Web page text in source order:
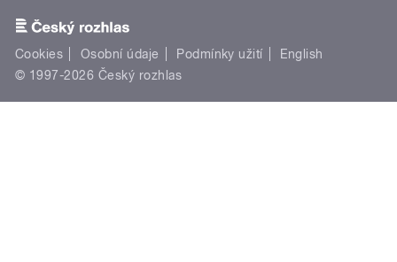
Cookies Osobní údaje Podmínky užití
English
© 1997-2026 Český rozhlas